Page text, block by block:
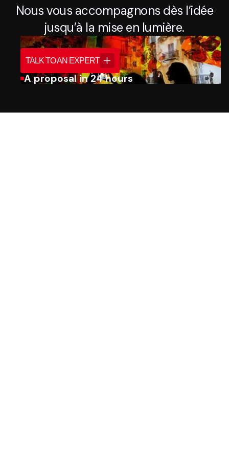
Nous vous accompagnons dès l’idée
jusqu’à la mise en lumière.
TALK TO AN EXPERT
A proposal in 24 hours